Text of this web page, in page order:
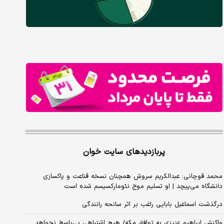
پربازدیدهای سایت خوان
محمد قوچانی: عبدالکریم سروش همچنان نسخه قناعت و پاکسازی
دانشگاه می‌پیچد | او تسلیم موج نئومارکسیسم شده است
درگذشت اسماعیل بابایی راغب بر اثر سانحه رانندگی